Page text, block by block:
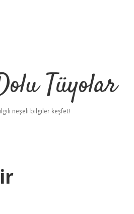
Tüyolar
ilgili neşeli bilgiler keşfet!